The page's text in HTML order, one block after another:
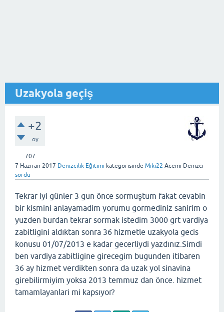
Uzakyola geçiş
+2
oy
707
7 Haziran 2017 Denizcilik Eğitimi kategorisinde Miki22 Acemi Denizci
sordu
Tekrar iyi günler 3 gun önce sormuştum fakat cevabin
bir kismini anlayamadim yorumu gormediniz sanirim o
yuzden burdan tekrar sormak istedim 3000 grt vardiya
zabitligini aldıktan sonra 36 hizmetle uzakyola gecis
konusu 01/07/2013 e kadar gecerliydi yazdınız.Simdi
ben vardiya zabitligine girecegim bugunden itibaren
36 ay hizmet verdikten sonra da uzak yol sinavina
girebilirmiyim yoksa 2013 temmuz dan önce. hizmet
tamamlayanlari mi kapsıyor?